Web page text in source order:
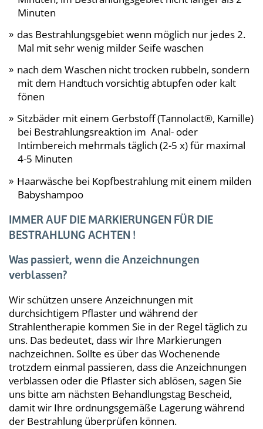
Minuten
das Bestrahlungsgebiet wenn möglich nur jedes 2.
Mal mit sehr wenig milder Seife waschen
nach dem Waschen nicht trocken rubbeln, sondern
mit dem Handtuch vorsichtig abtupfen oder kalt
fönen
Sitzbäder mit einem Gerbstoff (Tannolact®, Kamille)
bei Bestrahlungsreaktion im Anal- oder
Intimbereich mehrmals täglich (2-5 x) für maximal
4-5 Minuten
Haarwäsche bei Kopfbestrahlung mit einem milden
Babyshampoo
IMMER AUF DIE MARKIERUNGEN FÜR DIE
BESTRAHLUNG ACHTEN !
Was passiert, wenn die Anzeichnungen
verblassen?
Wir schützen unsere Anzeichnungen mit
durchsichtigem Pflaster und während der
Strahlentherapie kommen Sie in der Regel täglich zu
uns. Das bedeutet, dass wir Ihre Markierungen
nachzeichnen. Sollte es über das Wochenende
trotzdem einmal passieren, dass die Anzeichnungen
verblassen oder die Pflaster sich ablösen, sagen Sie
uns bitte am nächsten Behandlungstag Bescheid,
damit wir Ihre ordnungsgemäße Lagerung während
der Bestrahlung überprüfen können.